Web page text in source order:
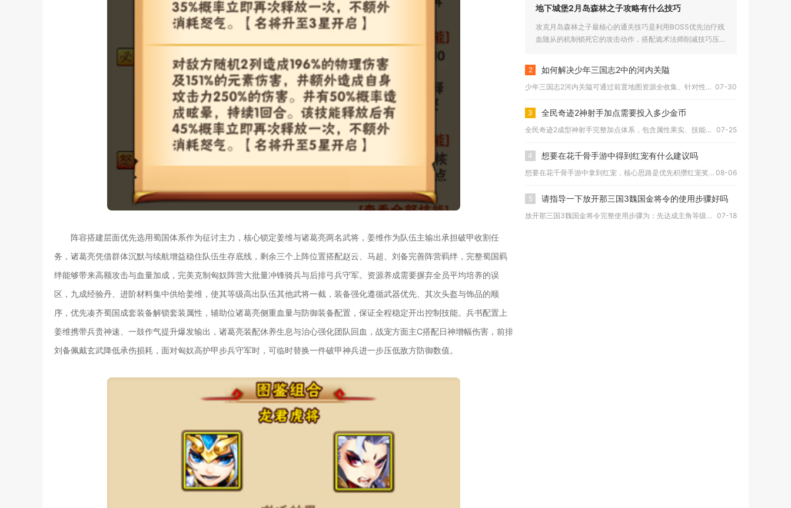
阵容搭建层面优先选用蜀国体系作为征讨主力，核心锁定姜维与诸葛亮两名武将，姜维作为队伍主输出承担破甲收割任
务，诸葛亮凭借群体沉默与续航增益稳住队伍生存底线，剩余三个上阵位置搭配赵云、马超、刘备完善阵营羁绊，完整蜀国羁
绊能够带来高额攻击与血量加成，完美克制匈奴阵营大批量冲锋骑兵与后排弓兵守军。资源养成需要摒弃全员平均培养的误
区，九成经验丹、进阶材料集中供给姜维，使其等级高出队伍其他武将一截，装备强化遵循武器优先、其次头盔与饰品的顺
序，优先凑齐蜀国成套装备解锁套装属性，辅助位诸葛亮侧重血量与防御装备配置，保证全程稳定开出控制技能。兵书配置上
姜维携带兵贵神速、一鼓作气提升爆发输出，诸葛亮装配休养生息与治心强化团队回血，战宠方面主C搭配日神增幅伤害，前排
刘备佩戴玄武降低承伤损耗，面对匈奴高护甲步兵守军时，可临时替换一件破甲神兵进一步压低敌方防御数值。
地下城堡2月岛森林之子攻略有什么技巧
攻克月岛森林之子最核心的通关技巧是利用BOSS优先治疗残
血随从的机制锁死它的攻击动作，搭配诡术法师削减技巧压制
2 如何解决少年三国志2中的河内关隘
少年三国志2河内关隘可通过前置地图资源全收集、针对性攻防阵容... 07-30
3 全民奇迹2神射手加点需要投入多少金币
全民奇迹2成型神射手完整加点体系，包含属性果实、技能升级、天... 07-25
4 想要在花千骨手游中得到红宠有什么建议吗
想要在花千骨手游中拿到红宠，核心思路是优先积攒红宠奖券参与幸... 08-06
5 请指导一下放开那三国3魏国金将令的使用步骤好吗
放开那三国3魏国金将令完整使用步骤为：先达成主角等级解锁金将... 07-18